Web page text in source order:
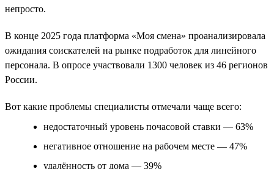
непросто.
В конце 2025 года платформа «Моя смена» проанализировала
ожидания соискателей на рынке подработок для линейного
персонала. В опросе участвовали 1300 человек из 46 регионов
России.
Вот какие проблемы специалисты отмечали чаще всего:
недостаточный уровень почасовой ставки — 63%
негативное отношение на рабочем месте — 47%
удалённость от дома — 39%